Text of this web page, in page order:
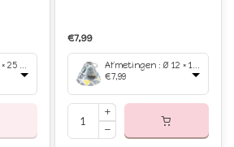
Afmetingen : 38 × 25 × 7 cm
€7,99
Afmetingen : Ø 12 × 17 cm
€7,99